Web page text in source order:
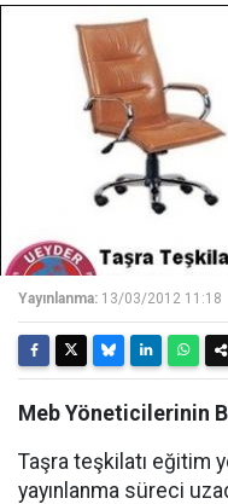
Yayınlanma: 13/03/2012 11:18
Meb Yöneticilerinin
Taşra teşkilatı eğitim
yayınlanma süreci